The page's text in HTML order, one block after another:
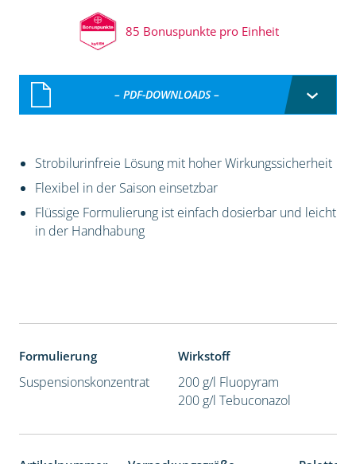
85 Bonuspunkte pro Einheit
– PDF-DOWNLOADS –
Strobilurinfreie Lösung mit hoher Wirkungssicherheit
Flexibel in der Saison einsetzbar
Flüssige Formulierung ist einfach dosierbar und leicht
in der Handhabung
Formulierung
Suspensionskonzentrat
Wirkstoff
200 g/l Fluopyram
200 g/l Tebuconazol